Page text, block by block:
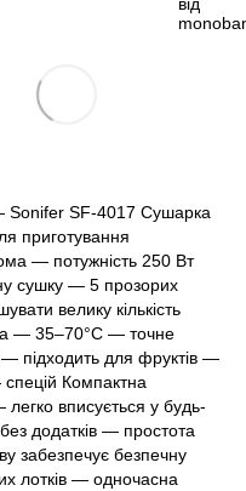
Sonifer SF-4017 Сушарка
приготування
— потужність 250 Вт
сушку — 5 прозорих
велику кількість
— 35–70°C — точне
— підходить для фруктів —
Компактна
легко вписується у будь-
додатків — простота
забезпечує безпечну
лотків — одночасна